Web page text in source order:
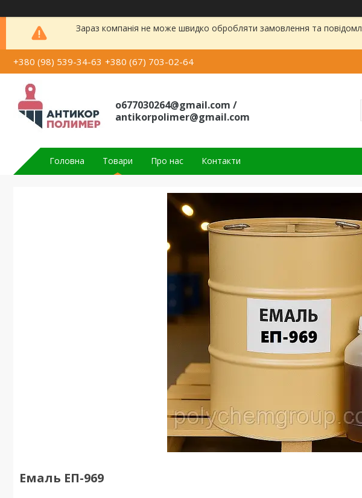
Зараз компанія не може швидко обробляти замовлення та
+380 (98) 539-34-63 +380 (67) 703-02-64
o677030264@gmail.com /
antikorpolimer@gmail.com
Головна Товари Про нас Контакти
Емаль ЕП-969